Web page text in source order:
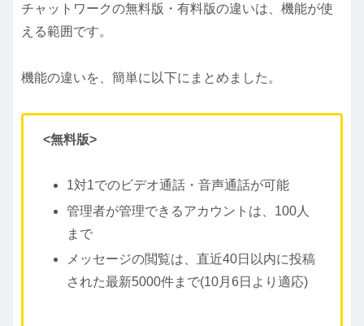
チャットワークの無料版・有料版の違いは、機能が使
える範囲です。
機能の違いを、簡単に以下にまとめました。
<無料版>
1対1でのビデオ通話・音声通話が可能
管理者が管理できるアカウントは、100人
まで
メッセージの閲覧は、直近40日以内に投稿
された最新5000件まで(10月6日より適応)